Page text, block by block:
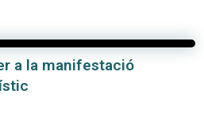
a la manifestació